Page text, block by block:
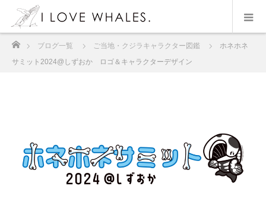
ブログ一覧 ご当地・クジラキャラクター図鑑
ホネホネ
サミット2024@しずおか ロゴ＆キャラクターデザイン